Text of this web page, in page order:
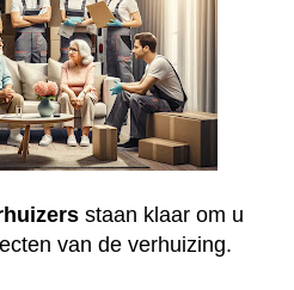
staan klaar om u
van de verhuizing.